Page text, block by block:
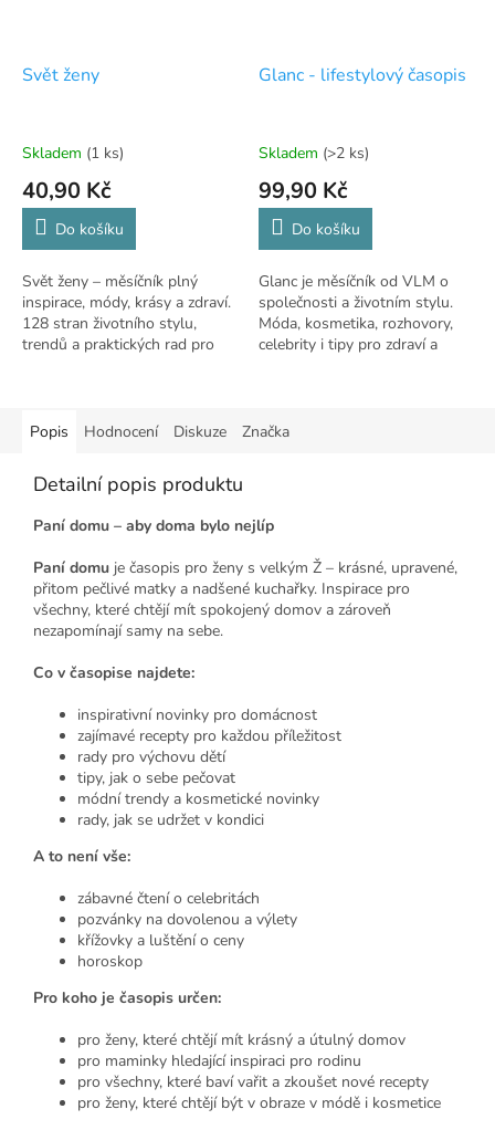
Svět ženy
Skladem (1 ks)
40,90 Kč
Do košíku
Svět ženy – měsíčník plný
inspirace, módy, krásy a zdraví.
128 stran životního stylu,
trendů a praktických rad pro
Glanc - lifestylový časopis
Skladem (>2 ks)
99,90 Kč
Do košíku
Glanc je měsíčník od VLM o
společnosti a životním stylu.
Móda, kosmetika, rozhovory,
celebrity i tipy pro zdraví a
Popis Hodnocení Diskuze Značka
Detailní popis produktu
Paní domu – aby doma bylo nejlíp
Paní domu je časopis pro ženy s velkým Ž – krásné, upravené,
přitom pečlivé matky a nadšené kuchařky. Inspirace pro
všechny, které chtějí mít spokojený domov a zároveň
nezapomínají samy na sebe.
Co v časopise najdete:
inspirativní novinky pro domácnost
zajímavé recepty pro každou příležitost
rady pro výchovu dětí
tipy, jak o sebe pečovat
módní trendy a kosmetické novinky
rady, jak se udržet v kondici
A to není vše:
zábavné čtení o celebritách
pozvánky na dovolenou a výlety
křížovky a luštění o ceny
horoskop
Pro koho je časopis určen:
pro ženy, které chtějí mít krásný a útulný domov
pro maminky hledající inspiraci pro rodinu
pro všechny, které baví vařit a zkoušet nové recepty
pro ženy, které chtějí být v obraze v módě i kosmetice